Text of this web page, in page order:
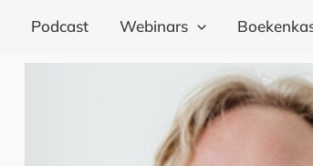
Podcast Webinars